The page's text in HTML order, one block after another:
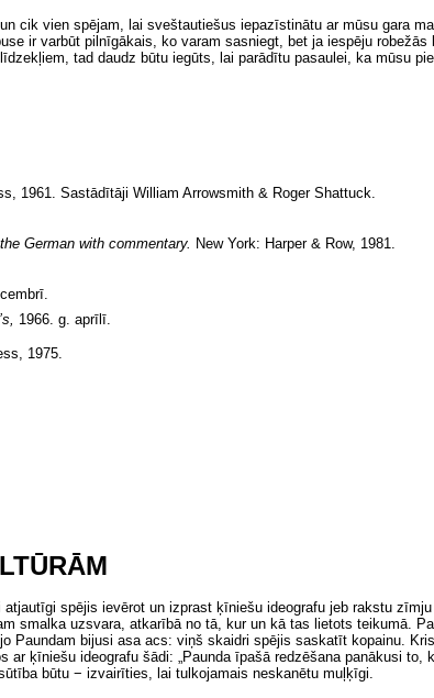
cik vien spējam, lai sveštautiešus iepazīstinātu ar mūsu gara
ir varbūt pilnīgākais, ko varam sasniegt, bet ja iespēju robežās
tad daudz būtu iegūts, lai parādītu pasaulei, ka mūsu
1961. Sastādītāji William Arrowsmith & Roger Shattuck.
German with commentary. New York: Harper & Row, 1981.
1966. g. aprīlī.
1975.
spējis ievērot un izprast ķīniešu ideografu jeb rakstu
smalka uzsvara, atkarībā no tā, kur un kā tas lietots teikumā.
Paundam bijusi asa acs: viņš skaidri spējis saskatīt kopainu.
ar ķīniešu ideografu šādi: „Paunda īpašā redzēšana panākusi
būtu − izvairīties, lai tulkojamais neskanētu muļķīgi.